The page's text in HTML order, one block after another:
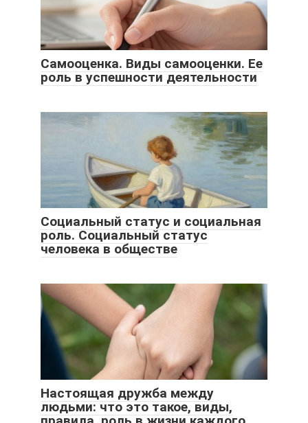
Самооценка. Виды самооценки. Ее
роль в успешности деятельности
Социальный статус и социальная
роль. Социальный статус
человека в обществе
Настоящая дружба между
людьми: что это такое, виды,